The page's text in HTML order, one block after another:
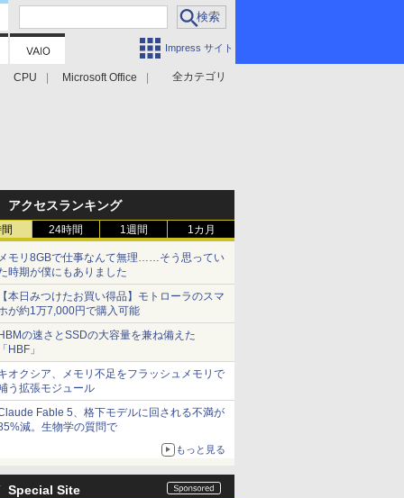
Impress サイト
全カテゴリ
CPU Microsoft Office
アクセスランキング
24時間 1週間 1カ月
モリ8GBで仕事なんて無理……そう思ってい
時期が僕にもありました
本日みつけたお買い得品】モトローラのスマ
が約1万7,000円で購入可能
の速さとSSDの大容量を兼ね備えた
HBF」
オクシア、メモリ不足をフラッシュメモリで
う拡張モジュール
Fable 5、格下モデルに回される不満が
減。生物学の質問で
もっと見る
Special Site